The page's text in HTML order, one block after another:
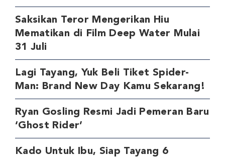
Saksikan Teror Mengerikan Hiu
Mematikan di Film Deep Water Mulai
31 Juli
Lagi Tayang, Yuk Beli Tiket Spider-
Man: Brand New Day Kamu Sekarang!
Ryan Gosling Resmi Jadi Pemeran Baru
‘Ghost Rider’
Kado Untuk Ibu, Siap Tayang 6